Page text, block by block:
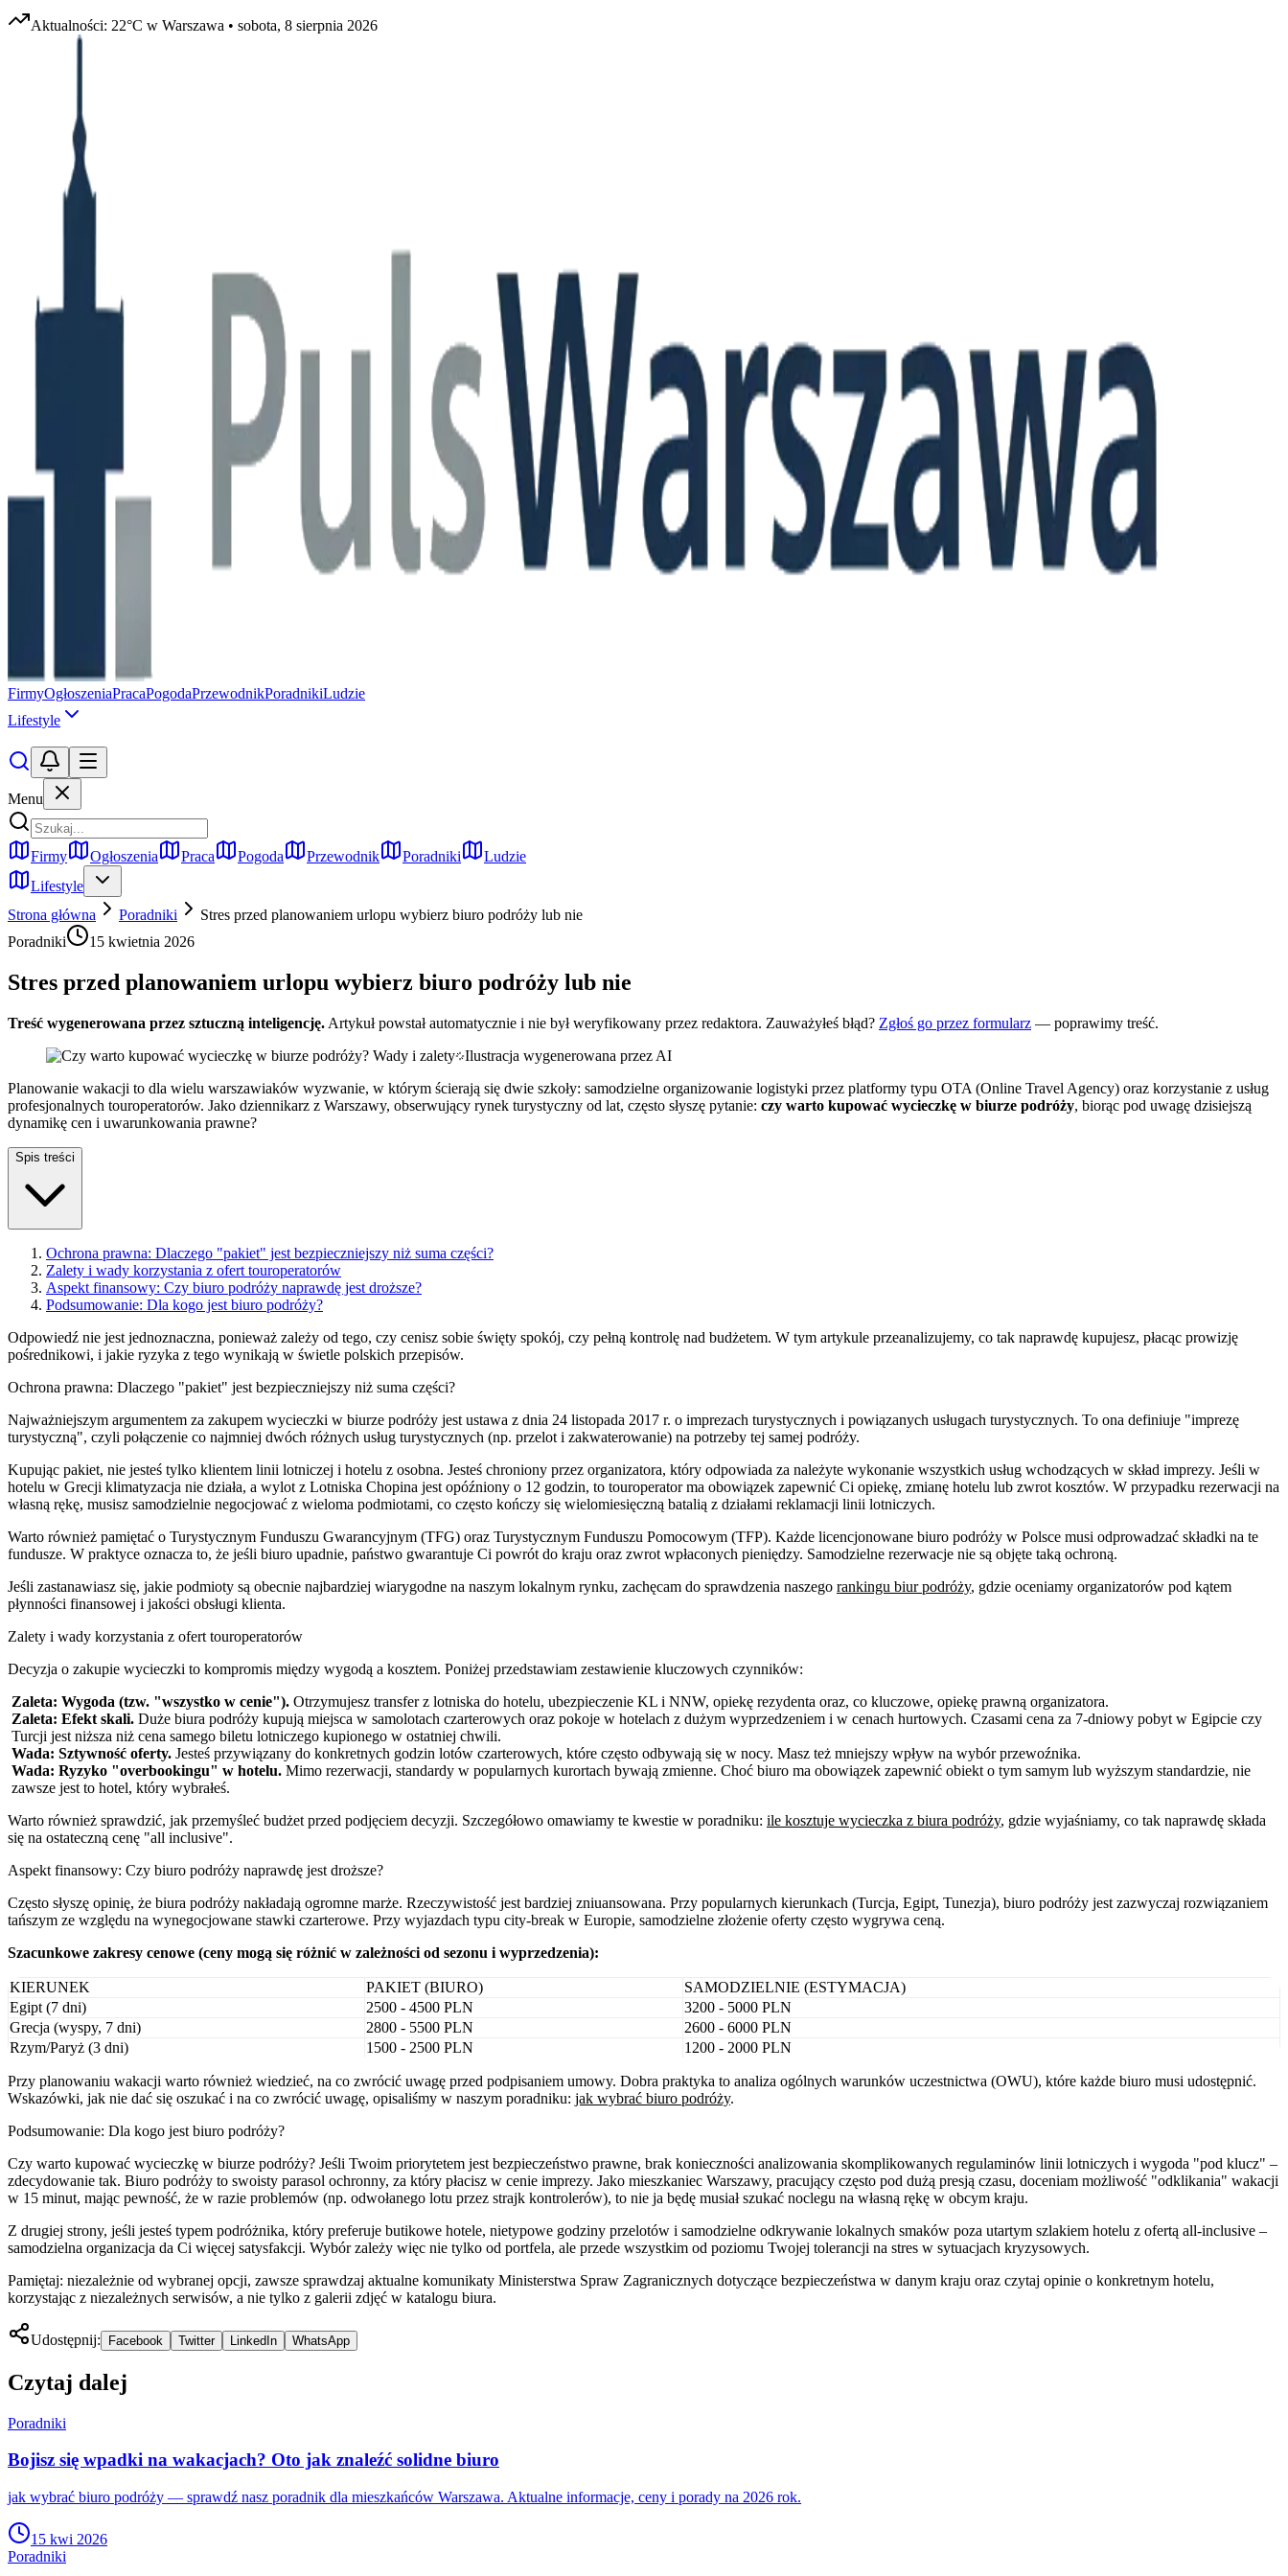
Aktualności: 22°C w Warszawa • sobota, 8 sierpnia 2026
FirmyOgłoszeniaPracaPogodaPrzewodnikPoradnikiLudzie
Lifestyle
Menu
Firmy Ogłoszenia Praca Pogoda Przewodnik Poradniki
Ludzie
Lifestyle
Strona główna
Poradniki
Stres przed planowaniem urlopu wybierz biuro podróży lub nie
Poradniki
15 kwietnia 2026
Stres przed planowaniem urlopu wybierz biuro podróży lub nie
Treść wygenerowana przez sztuczną inteligencję. Artykuł powstał automatycznie i nie był weryfikowany przez redaktora. Zauważyłeś błąd? Zgłoś go przez formularz — poprawimy treść.
Ilustracja wygenerowana przez AI
Planowanie wakacji to dla wielu warszawiaków wyzwanie, w którym ścierają się dwie szkoły: samodzielne organizowanie logistyki przez platformy typu OTA (Online Travel Agency) oraz korzystanie z usług
profesjonalnych touroperatorów. Jako dziennikarz z Warszawy, obserwujący rynek turystyczny od lat, często słyszę pytanie: czy warto kupować wycieczkę w biurze podróży, biorąc pod uwagę dzisiejszą
dynamikę cen i uwarunkowania prawne?
Spis treści
Ochrona prawna: Dlaczego "pakiet" jest bezpieczniejszy niż suma części?
Zalety i wady korzystania z ofert touroperatorów
Aspekt finansowy: Czy biuro podróży naprawdę jest droższe?
Podsumowanie: Dla kogo jest biuro podróży?
Odpowiedź nie jest jednoznaczna, ponieważ zależy od tego, czy cenisz sobie święty spokój, czy pełną kontrolę nad budżetem. W tym artykule przeanalizujemy, co tak naprawdę kupujesz, płacąc prowizję
pośrednikowi, i jakie ryzyka z tego wynikają w świetle polskich przepisów.
Ochrona prawna: Dlaczego "pakiet" jest bezpieczniejszy niż suma części?
Najważniejszym argumentem za zakupem wycieczki w biurze podróży jest ustawa z dnia 24 listopada 2017 r. o imprezach turystycznych i powiązanych usługach turystycznych. To ona definiuje "imprezę
turystyczną", czyli połączenie co najmniej dwóch różnych usług turystycznych (np. przelot i zakwaterowanie) na potrzeby tej samej podróży.
Kupując pakiet, nie jesteś tylko klientem linii lotniczej i hotelu z osobna. Jesteś chroniony przez organizatora, który odpowiada za należyte wykonanie wszystkich usług wchodzących w skład imprezy. Jeśli w
hotelu w Grecji klimatyzacja nie działa, a wylot z Lotniska Chopina jest opóźniony o 12 godzin, to touroperator ma obowiązek zapewnić Ci opiekę, zmianę hotelu lub zwrot kosztów. W przypadku rezerwacji na
własną rękę, musisz samodzielnie negocjować z wieloma podmiotami, co często kończy się wielomiesięczną batalią z działami reklamacji linii lotniczych.
Warto również pamiętać o Turystycznym Funduszu Gwarancyjnym (TFG) oraz Turystycznym Funduszu Pomocowym (TFP). Każde licencjonowane biuro podróży w Polsce musi odprowadzać składki na te
fundusze. W praktyce oznacza to, że jeśli biuro upadnie, państwo gwarantuje Ci powrót do kraju oraz zwrot wpłaconych pieniędzy. Samodzielne rezerwacje nie są objęte taką ochroną.
Jeśli zastanawiasz się, jakie podmioty są obecnie najbardziej wiarygodne na naszym lokalnym rynku, zachęcam do sprawdzenia naszego rankingu biur podróży, gdzie oceniamy organizatorów pod kątem
płynności finansowej i jakości obsługi klienta.
Zalety i wady korzystania z ofert touroperatorów
Decyzja o zakupie wycieczki to kompromis między wygodą a kosztem. Poniżej przedstawiam zestawienie kluczowych czynników:
Zaleta: Wygoda (tzw. "wszystko w cenie"). Otrzymujesz transfer z lotniska do hotelu, ubezpieczenie KL i NNW, opiekę rezydenta oraz, co kluczowe, opiekę prawną organizatora.
Zaleta: Efekt skali. Duże biura podróży kupują miejsca w samolotach czarterowych oraz pokoje w hotelach z dużym wyprzedzeniem i w cenach hurtowych. Czasami cena za 7-dniowy pobyt w Egipcie czy
Turcji jest niższa niż cena samego biletu lotniczego kupionego w ostatniej chwili.
Wada: Sztywność oferty. Jesteś przywiązany do konkretnych godzin lotów czarterowych, które często odbywają się w nocy. Masz też mniejszy wpływ na wybór przewoźnika.
Wada: Ryzyko "overbookingu" w hotelu. Mimo rezerwacji, standardy w popularnych kurortach bywają zmienne. Choć biuro ma obowiązek zapewnić obiekt o tym samym lub wyższym standardzie, nie
zawsze jest to hotel, który wybrałeś.
Warto również sprawdzić, jak przemyśleć budżet przed podjęciem decyzji. Szczegółowo omawiamy te kwestie w poradniku: ile kosztuje wycieczka z biura podróży, gdzie wyjaśniamy, co tak naprawdę składa
się na ostateczną cenę "all inclusive".
Aspekt finansowy: Czy biuro podróży naprawdę jest droższe?
Często słyszę opinię, że biura podróży nakładają ogromne marże. Rzeczywistość jest bardziej zniuansowana. Przy popularnych kierunkach (Turcja, Egipt, Tunezja), biuro podróży jest zazwyczaj rozwiązaniem
tańszym ze względu na wynegocjowane stawki czarterowe. Przy wyjazdach typu city-break w Europie, samodzielne złożenie oferty często wygrywa ceną.
Szacunkowe zakresy cenowe (ceny mogą się różnić w zależności od sezonu i wyprzedzenia):
KIERUNEK PAKIET (BIURO)
SAMODZIELNIE (ESTYMACJA)
Egipt (7 dni)
2500 - 4500 PLN
3200 - 5000 PLN
Grecja (wyspy, 7 dni)
2800 - 5500 PLN
2600 - 6000 PLN
Rzym/Paryż (3 dni)
1500 - 2500 PLN 1200 - 2000 PLN
Przy planowaniu wakacji warto również wiedzieć, na co zwrócić uwagę przed podpisaniem umowy. Dobra praktyka to analiza ogólnych warunków uczestnictwa (OWU), które każde biuro musi udostępnić.
Wskazówki, jak nie dać się oszukać i na co zwrócić uwagę, opisaliśmy w naszym poradniku: jak wybrać biuro podróży.
Podsumowanie: Dla kogo jest biuro podróży?
Czy warto kupować wycieczkę w biurze podróży? Jeśli Twoim priorytetem jest bezpieczeństwo prawne, brak konieczności analizowania skomplikowanych regulaminów linii lotniczych i wygoda "pod klucz" –
zdecydowanie tak. Biuro podróży to swoisty parasol ochronny, za który płacisz w cenie imprezy. Jako mieszkaniec Warszawy, pracujący często pod dużą presją czasu, doceniam możliwość "odklikania" wakacji
w 15 minut, mając pewność, że w razie problemów (np. odwołanego lotu przez strajk kontrolerów), to nie ja będę musiał szukać noclegu na własną rękę w obcym kraju.
Z drugiej strony, jeśli jesteś typem podróżnika, który preferuje butikowe hotele, nietypowe godziny przelotów i samodzielne odkrywanie lokalnych smaków poza utartym szlakiem hotelu z ofertą all-inclusive –
samodzielna organizacja da Ci więcej satysfakcji. Wybór zależy więc nie tylko od portfela, ale przede wszystkim od poziomu Twojej tolerancji na stres w sytuacjach kryzysowych.
Pamiętaj: niezależnie od wybranej opcji, zawsze sprawdzaj aktualne komunikaty Ministerstwa Spraw Zagranicznych dotyczące bezpieczeństwa w danym kraju oraz czytaj opinie o konkretnym hotelu,
korzystając z niezależnych serwisów, a nie tylko z galerii zdjęć w katalogu biura.
Udostępnij: Facebook Twitter LinkedIn WhatsApp
Czytaj dalej
Poradniki
Bojisz się wpadki na wakacjach? Oto jak znaleźć solidne biuro
jak wybrać biuro podróży — sprawdź nasz poradnik dla mieszkańców Warszawa. Aktualne informacje, ceny i porady na 2026 rok.
15 kwi 2026
Poradniki